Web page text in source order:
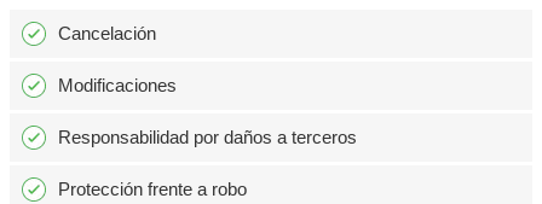
Cancelación
Modificaciones
Responsabilidad por daños a terceros
Protección frente a robo